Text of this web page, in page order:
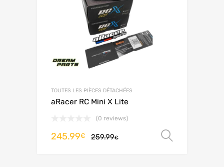
TOUTES LES PIÈCES DÉTACHÉES
aRacer RC Mini X Lite
(0 reviews)
259.99€
245.99€